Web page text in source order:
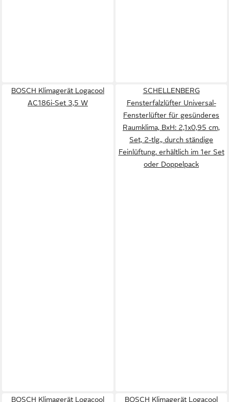
BOSCH Klimagerät Logacool
AC186i-Set 3,5 W
SCHELLENBERG
Fensterfalzlüfter Universal-
Fensterlüfter für gesünderes
Raumklima, BxH: 2,1x0,95 cm,
Set, 2-tlg., durch ständige
Feinlüftung, erhältlich im 1er Set
oder Doppelpack
BOSCH Klimagerät Logacool BOSCH Klimagerät Logacool